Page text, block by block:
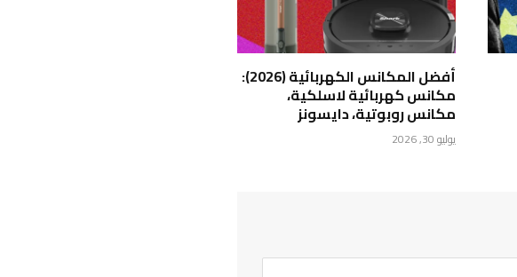
أفضل المكانس الكهربائية (2026):
مكانس كهربائية لاسلكية،
مكانس روبوتية، دايسونز
يوليو 30, 2026